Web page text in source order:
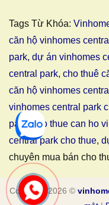
Tags Từ Khóa:
căn hộ vinhomes
park, dự án vinhomes
central park, cho thuê
căn hộ vinhomes
vinhomes central park
park,cho thue can ho
central park cho thue,
chuyên mua bán cho
Copyright 2026 ©